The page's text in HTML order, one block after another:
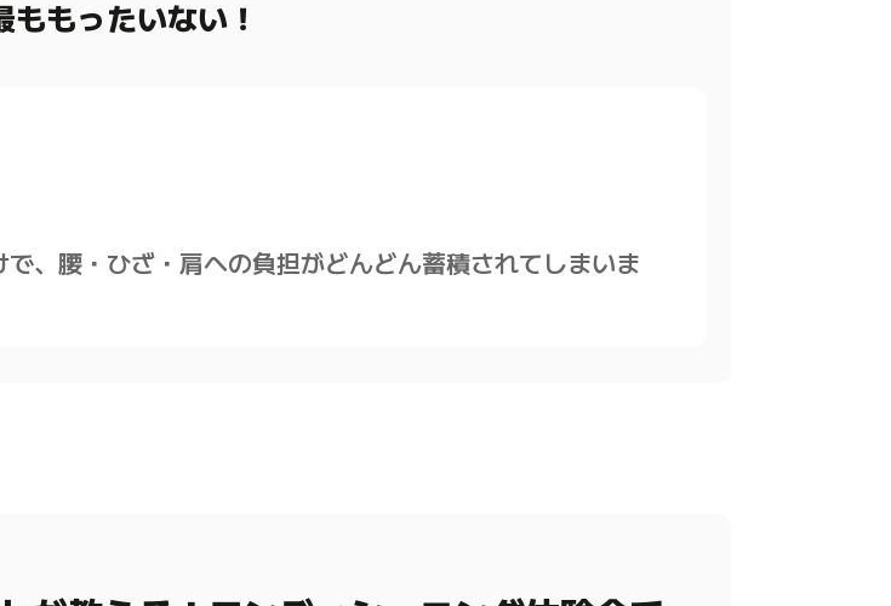
もったいない！
、腰・ひざ・肩への負担がどんどん蓄積されてしまいま